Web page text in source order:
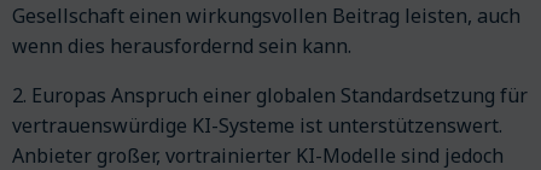
Gesellschaft einen wirkungsvollen Beitrag leisten, auch
wenn dies herausfordernd sein kann.
2. Europas Anspruch einer globalen Standardsetzung für
vertrauenswürdige KI-Systeme ist unterstützenswert.
Anbieter großer, vortrainierter KI-Modelle sind jedoch